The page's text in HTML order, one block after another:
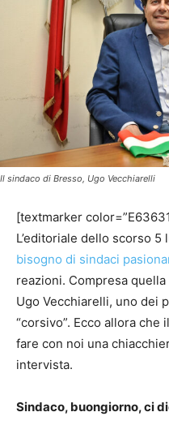
Il sindaco di Bresso, Ugo Vecchiarelli
[textmarker
L’editoriale dello scorso 5
bisogno di sindaci
reazioni. Compresa
Ugo Vecchiarelli, uno dei
“corsivo”. Ecco allora
fare con noi una
intervista.
Sindaco, buongiorno, ci